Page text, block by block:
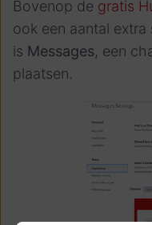
Bovenop de gratis
ook een aantal
is Messages, een
plaatsen.